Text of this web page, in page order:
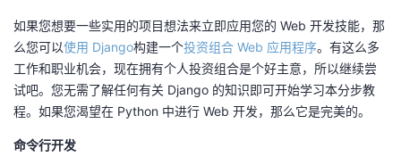
如果您想要一些实用的项目想法来立即应用您的 Web 开发技能，那
么您可以使用 Django构建一个投资组合 Web 应用程序。有这么多
工作和职业机会，现在拥有个人投资组合是个好主意，所以继续尝
试吧。您无需了解任何有关 Django 的知识即可开始学习本分步教
程。如果您渴望在 Python 中进行 Web 开发，那么它是完美的。
命令行开发